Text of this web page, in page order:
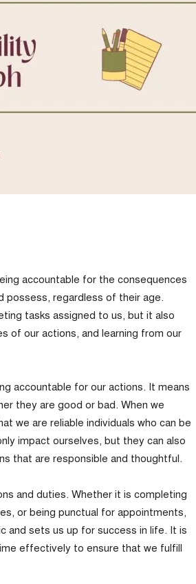
accountable for the consequences
possess, regardless of their age.
tasks assigned to us, but it also
of our actions, and learning from our
accountable for our actions. It means
they are good or bad. When we
we are reliable individuals who can be
impact ourselves, but they can also
that are responsible and thoughtful.
and duties. Whether it is completing
or being punctual for appointments,
and sets us up for success in life. It is
effectively to ensure that we fulfill